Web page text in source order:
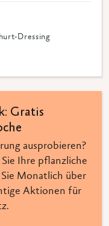
Dressing
Gratis
ausprobieren?
Ihre pflanzliche
Monatlich über
Aktionen für